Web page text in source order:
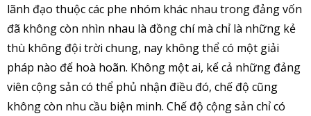
lãnh đạo thuộc các phe nhóm khác nhau trong đảng vốn
đã không còn nhìn nhau là đồng chí mà chỉ là những kẻ
thù không đội trời chung, nay không thể có một giải
pháp nào để hoà hoãn. Không một ai, kể cả những đảng
viên cộng sản có thể phủ nhận điều đó, chế độ cũng
không còn nhu cầu biện minh. Chế độ cộng sản chỉ có